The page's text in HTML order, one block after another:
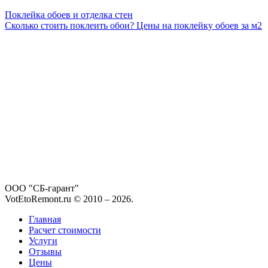
Поклейка обоев и отделка стен
Сколько стоить поклеить обои? Цены на поклейку обоев за м2
ООО "СБ-гарант"
VotEtoRemont.ru © 2010 – 2026.
Главная
Расчет стоимости
Услуги
Отзывы
Цены